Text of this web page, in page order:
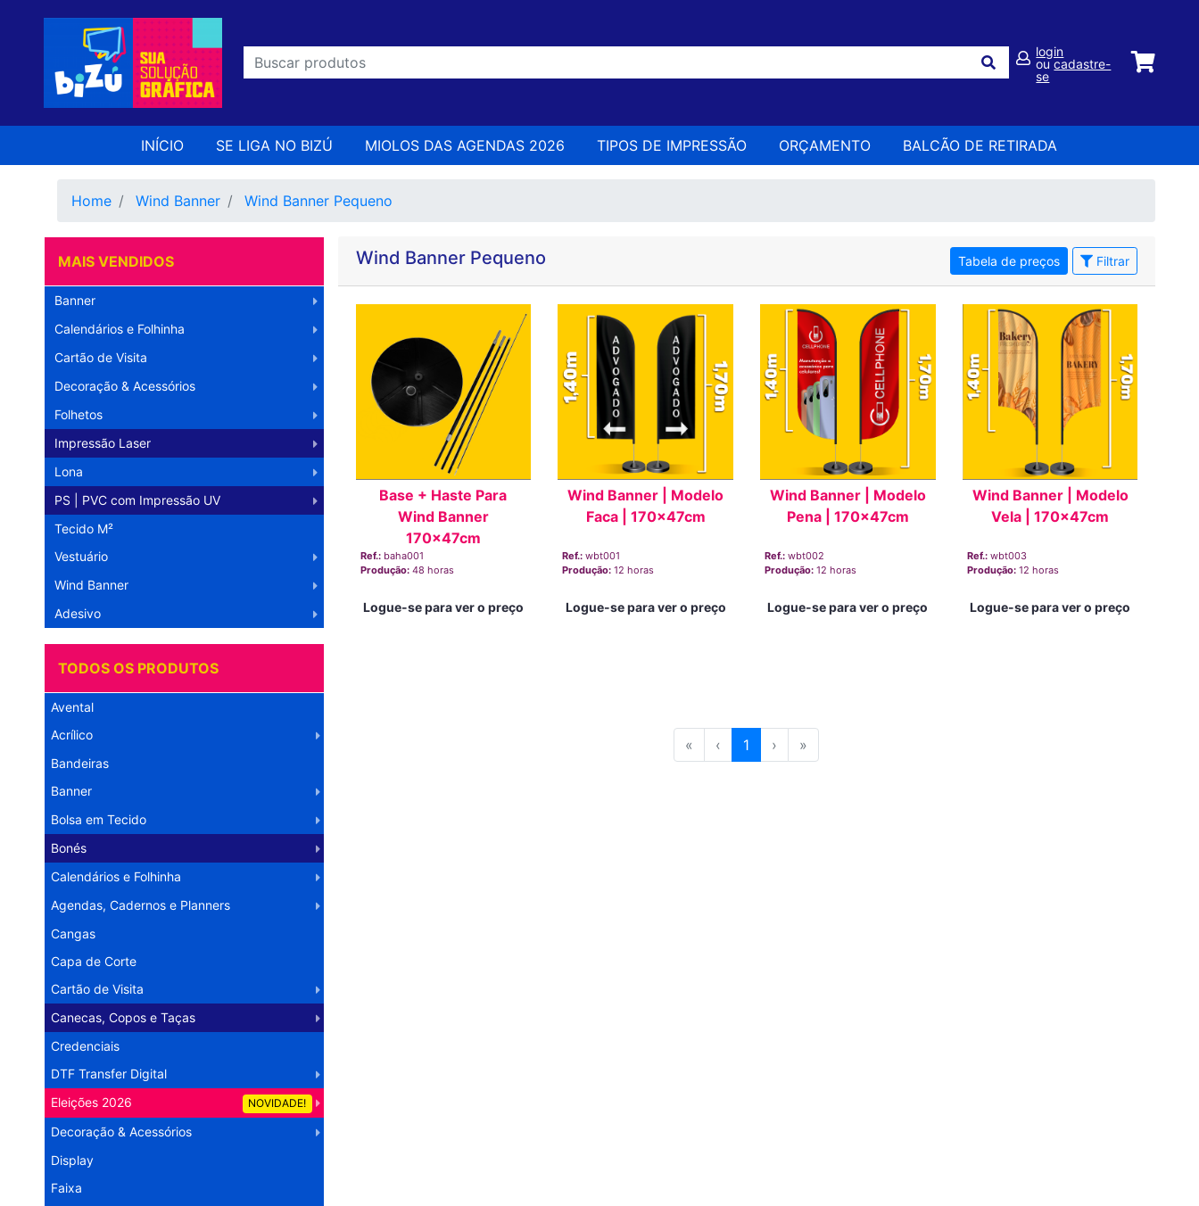
login
oucadastre-
se
INÍCIO SE LIGA NO BIZÚ MIOLOS DAS AGENDAS 2026 TIPOS DE IMPRESSÃO ORÇAMENTO BALCÃO DE RETIRADA
Home Wind Banner Wind Banner Pequeno
MAIS VENDIDOS
Banner
Calendários e Folhinha
Cartão de Visita
Decoração & Acessórios
Folhetos
Impressão Laser
Lona
PS | PVC com Impressão UV
Tecido M²
Vestuário
Wind Banner
Adesivo
TODOS OS PRODUTOS
Avental
Acrílico
Bandeiras
Banner
Bolsa em Tecido
Bonés
Calendários e Folhinha
Agendas, Cadernos e Planners
Cangas
Capa de Corte
Cartão de Visita
Canecas, Copos e Taças
Credenciais
DTF Transfer Digital
NOVIDADE!
Eleições 2026
Decoração & Acessórios
Display
Faixa
Wind Banner Pequeno Tabela de preços Filtrar
Base + Haste Para
Wind Banner
170x47cm
Ref.: baha001
Produção: 48 horas
Logue-se para ver o preço
Wind Banner | Modelo
Faca | 170x47cm
Ref.:wbt001
Produção:12 horas
Logue-se para ver o preço
Wind Banner | Modelo
Pena | 170x47cm
Ref.: wbt002
Produção: 12 horas
Logue-se para ver o preço
Wind Banner | Modelo
Vela | 170x47cm
Ref.: wbt003
Produção: 12 horas
Logue-se para ver o preço
« ‹ 1 › »